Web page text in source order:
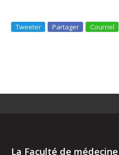
Tweeter Partager Courriel
La Faculté de médecine